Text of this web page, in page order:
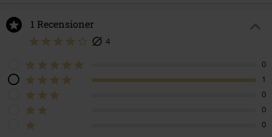
1 Recensioner
4
0
1
0
0
0